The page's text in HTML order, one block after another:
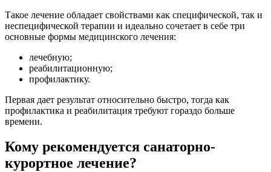
Такое лечение обладает свойствами как специфической, так и
неспецифической терапии и идеально сочетает в себе три
основные формы медицинского лечения:
лечебную;
реабилитационную;
профилактику.
Первая дает результат относительно быстро, тогда как
профилактика и реабилитация требуют гораздо больше
времени.
Кому рекомендуется санаторно-
курортное лечение?